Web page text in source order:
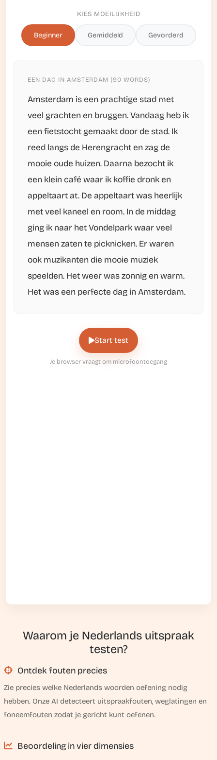
KIES MOEILIJKHEID
Beginner Gemiddeld Gevorderd
EEN DAG IN AMSTERDAM (90 WORDS)
Amsterdam is een prachtige stad met
veel grachten en bruggen. Vandaag heb ik
een fietstocht gemaakt door de stad. Ik
reed langs de Herengracht en zag de
mooie oude huizen. Daarna bezocht ik
een klein café waar ik koffie dronk en
appeltaart at. De appeltaart was heerlijk
met veel kaneel en room. In de middag
ging ik naar het Vondelpark waar veel
mensen zaten te picknicken. Er waren
ook muzikanten die mooie muziek
speelden. Het weer was zonnig en warm.
Het was een perfecte dag in Amsterdam.
Start test
Je browser vraagt om microfoontoegang
Waarom je Nederlands uitspraak
testen?
Ontdek fouten precies
Zie precies welke Nederlands woorden oefening nodig
hebben. Onze AI detecteert uitspraakfouten, weglatingen en
foneemfouten zodat je gericht kunt oefenen.
Beoordeling in vier dimensies